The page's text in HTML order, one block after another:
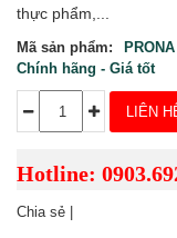
thực phẩm,...
Mã sản phẩm:
Chính hãng - Giá tốt
LIÊN
Hotline:
Chia sẻ |